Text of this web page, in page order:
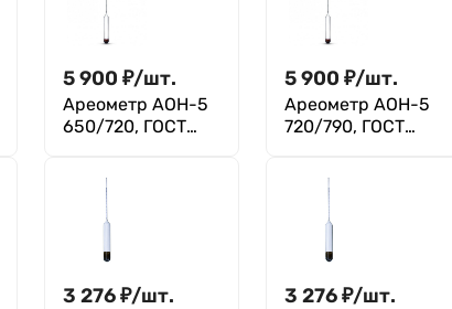
5 900 ₽/шт.
Ареометр АОН-5
650/720, ГОСТ
5 900 ₽/шт.
Ареометр АОН-5
720/790, ГОСТ
3 276₽/шт. 3 276₽/шт.